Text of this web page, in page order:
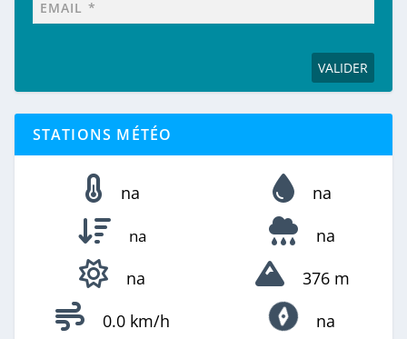
STATIONS MÉTÉO
na na
na
na
na
376 m
0.0 km/h
na